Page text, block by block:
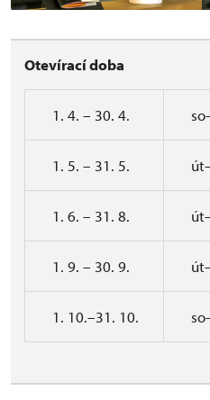
Otevírací doba
1. 4. – 30. 4.
1. 5. – 31. 5.
1. 6. – 31. 8.
1. 9. – 30. 9.
1. 10.–31. 10.